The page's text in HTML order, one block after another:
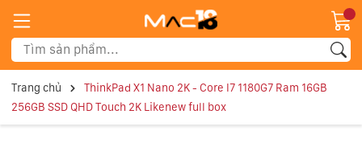
Trang chủ
ThinkPad X1 Nano 2K - Core I7 1180G7 Ram 16GB
256GB SSD QHD Touch 2K Likenew full box